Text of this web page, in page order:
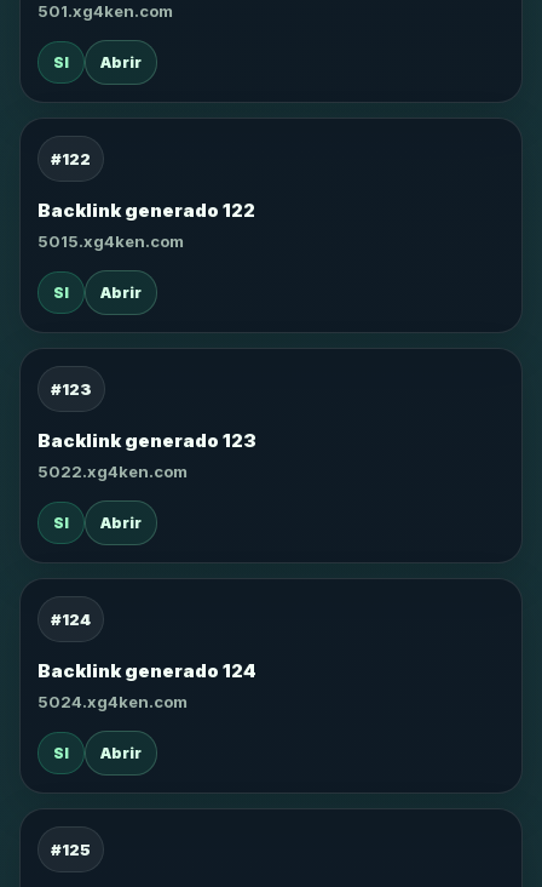
501.xg4ken.com
SI Abrir
#122
Backlink generado 122
5015.xg4ken.com
SI Abrir
#123
Backlink generado 123
5022.xg4ken.com
SI Abrir
#124
Backlink generado 124
5024.xg4ken.com
SI Abrir
#125